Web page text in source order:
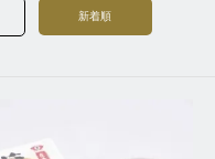
新着順